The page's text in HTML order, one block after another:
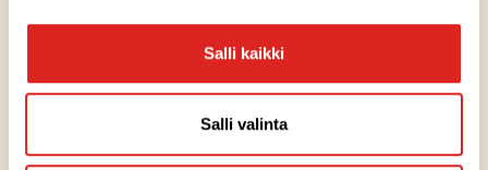
Salli kaikki
Salli valinta
kuningatarhillolla